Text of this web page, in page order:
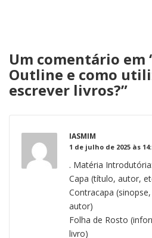
Um comentário em
Outline e como
escrever livros?”
IASMIM
1 de julho de 2025 às
. Matéria Introdutória:
Capa (título, autor,
Contracapa
autor)
Folha de Rosto
livro)